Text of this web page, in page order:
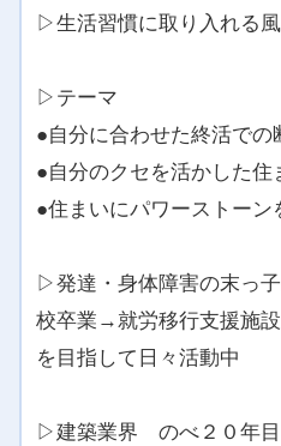
▷生活習慣に取り入れる
▷テーマ
●自分に合わせた終活での
●自分のクセを活かした住
●住まいにパワーストーン
▷発達・身体障害の末っ
校卒業→就労移行支援施
を目指して日々活動中
▷建築業界 のべ２０年